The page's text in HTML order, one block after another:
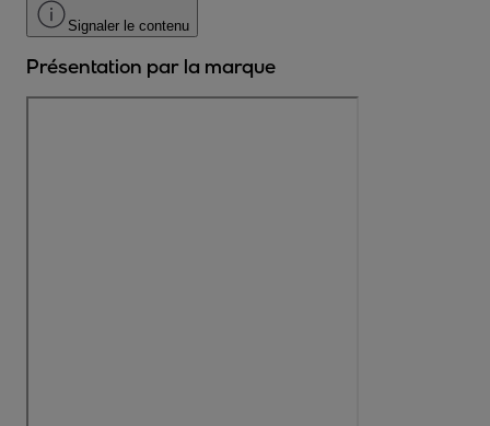
Signaler le contenu
Présentation par la marque